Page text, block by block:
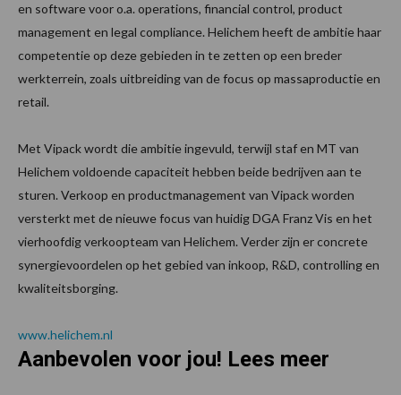
en software voor o.a. operations, financial control, product
management en legal compliance. Helichem heeft de ambitie haar
competentie op deze gebieden in te zetten op een breder
werkterrein, zoals uitbreiding van de focus op massaproductie en
retail.
Met Vipack wordt die ambitie ingevuld, terwijl staf en MT van
Helichem voldoende capaciteit hebben beide bedrijven aan te
sturen. Verkoop en productmanagement van Vipack worden
versterkt met de nieuwe focus van huidig DGA Franz Vis en het
vierhoofdig verkoopteam van Helichem. Verder zijn er concrete
synergievoordelen op het gebied van inkoop, R&D, controlling en
kwaliteitsborging.
www.helichem.nl
Aanbevolen voor jou! Lees meer